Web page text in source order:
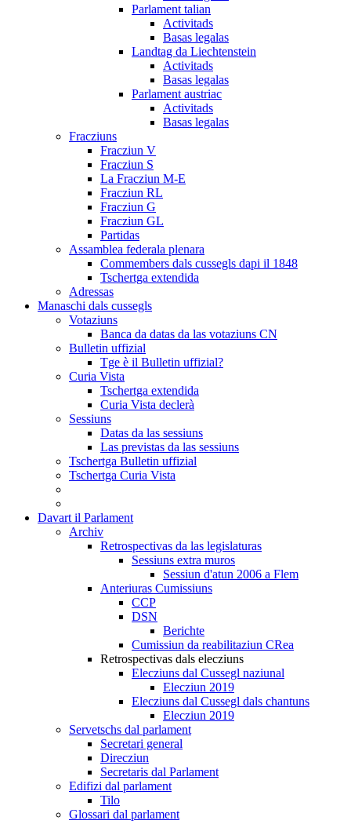
Parlament talian
Activitads
Basas legalas
Landtag da Liechtenstein
Activitads
Basas legalas
Parlament austriac
Activitads
Basas legalas
Fracziuns
Fracziun V
Fracziun S
La Fracziun M-E
Fracziun RL
Fracziun G
Fracziun GL
Partidas
Assamblea federala plenara
Commembers dals cussegls dapi il 1848
Tschertga extendida
Adressas
Manaschi dals cussegls
Votaziuns
Banca da datas da las votaziuns CN
Bulletin uffizial
Tge è il Bulletin uffizial?
Curia Vista
Tschertga extendida
Curia Vista declerà
Sessiuns
Datas da las sessiuns
Las previstas da las sessiuns
Tschertga Bulletin uffizial
Tschertga Curia Vista
Davart il Parlament
Archiv
Retrospectivas da las legislaturas
Sessiuns extra muros
Sessiun d'atun 2006 a Flem
Anteriuras Cumissiuns
CCP
DSN
Berichte
Cumissiun da reabilitaziun CRea
Retrospectivas dals elecziuns
Elecziuns dal Cussegl naziunal
Elecziun 2019
Elecziuns dal Cussegl dals chantuns
Elecziun 2019
Servetschs dal parlament
Secretari general
Direcziun
Secretaris dal Parlament
Edifizi dal parlament
Tilo
Glossari dal parlament